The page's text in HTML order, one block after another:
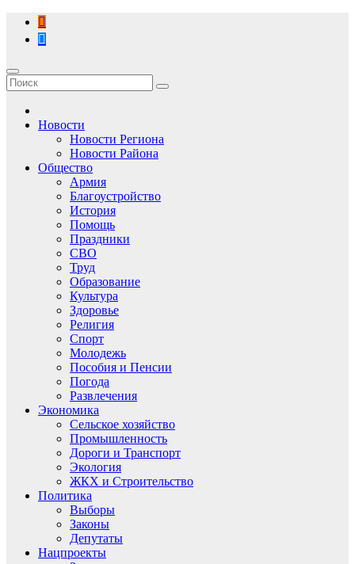
Перейти
содержимому
Новости
Новости Региона
Новости Района
Общество
Армия
Благоустройство
История
Помощь
Праздники
СВО
Труд
Образование
Культура
Здоровье
Религия
Спорт
Молодежь
Пособия и Пенсии
Погода
Развлечения
Экономика
Сельское хозяйство
Промышленность
Дороги и Транспорт
Экология
ЖКХ и Строительство
Политика
Выборы
Законы
Депутаты
Нацпроекты